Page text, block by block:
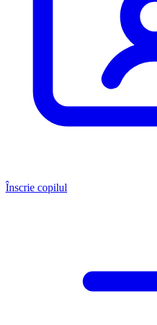
Înscrie copilul